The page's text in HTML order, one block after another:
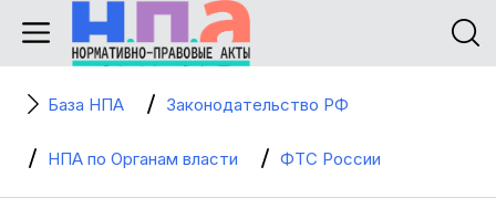
База НПА Законодательство РФ
НПА по Органам власти ФТС России